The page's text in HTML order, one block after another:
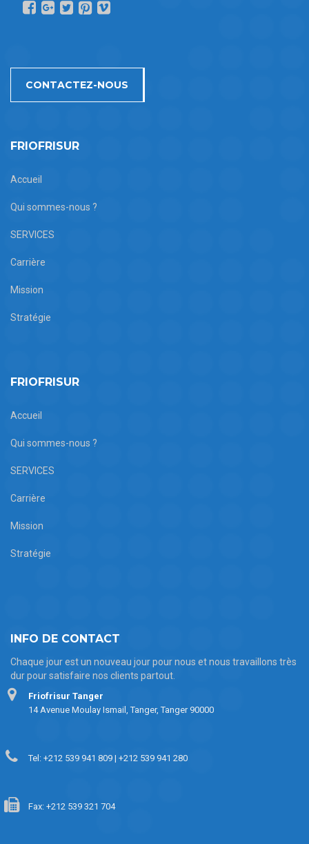
CONTACTEZ-NOUS
FRIOFRISUR
Accueil
Qui sommes-nous ?
SERVICES
Carrière
Mission
Stratégie
FRIOFRISUR
Accueil
Qui sommes-nous ?
SERVICES
Carrière
Mission
Stratégie
INFO DE CONTACT
Chaque jour est un nouveau jour pour nous et nous travaillons très
dur pour satisfaire nos clients partout.
Friofrisur Tanger
14 Avenue Moulay Ismail, Tanger, Tanger 90000
Tel: +212 539 941 809 | +212 539 941 280
Fax: +212 539 321 704